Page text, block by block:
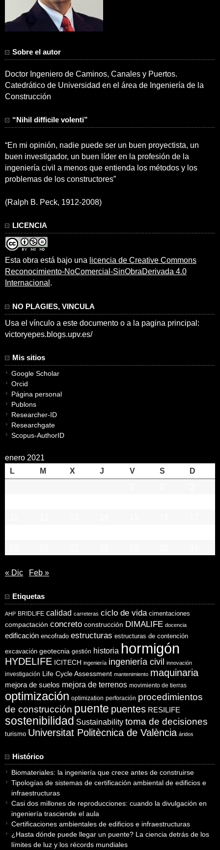
Sobre el autor
Doctor Ingeniero de Caminos, Canales y Puertos.
Catedrático de Universidad en el área de Ingeniería de la
Construcción
“Nihil difficile volenti”
“En mi opinión, nadie puede ser un buen proyectista, un
buen investigador, un buen líder en la profesión de la
ingeniería civil a menos que entienda los métodos y los
problemas de los constructores”
(Ralph B. Peck, 1912-2008)
LICENCIA
Esta obra está bajo una licencia de Creative Commons
Reconocimiento-NoComercial-SinObraDerivada 4.0
Internacional .
NO PLAGIES, VINCULA
Usa el vínculo a este documento o a la pagina principal:
victoryepes.blogs.upv.es/
Mis sitios
Google Scholar
Orcid
Página personal
Publons
Researcher-ID
Researchgate
Scopus-AuthorID
enero 2021
L
M X J V S
D
« Dic Feb »
Etiquetas
AHP BRIDLIFE calidad carreteras ciclo de vida cimentaciones
compactación concreto construcción DIMALIFE docencia
edificación encofrado estructuras estructuras de contención
excavación geotecnia gestión historia hormigón
HYDELIFE ICITECH ingeniería ingeniería civil innovación
investigación Life Cycle Assessment mantenimiento maquinaria
mejora de suelos mejora de terrenos movimiento de tierras
optimización optimization perforación procedimientos
de construcción puente puentes RESILIFE
sostenibilidad Sustainability toma de decisiones
turismo Universitat Politècnica de València áridos
Histórico
Biomateriales: la ingeniería que crece antes de construirse
Tipologías de sistemas de certificación ambiental de edificios e
infraestructuras
Casi dos millones de reproducciones: cuando la divulgación en
ingeniería trasciende el aula
Certificaciones ambientales de edificios e infraestructuras
¿Hasta dónde puede llegar un puente? La ciencia detrás de los
límites de luz y los récords mundiales